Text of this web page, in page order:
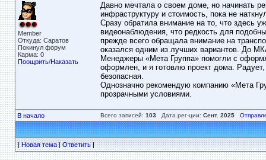
Member
Откуда: Саратов
Покинул форум
Карма: 0
Поощрить/Наказать
Давно мечтала о своем доме, но начинать
инфраструктуру и стоимость, пока не
Сразу обратила внимание на то, что здесь
видеонаблюдения, что редкость для
прежде всего обращала внимание на
оказался одним из лучших вариантов. До
Менеджеры «Мета Группа» помогли с
оформлен, и я готовлю проект дома.
безопасная.
Однозначно рекомендую компанию «Мета
прозрачными условиями.
В начало Всего записей: 103Дата рег-ции: Сент. 2025
|Новая тема|Ответить|